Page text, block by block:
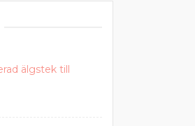
älgstek till